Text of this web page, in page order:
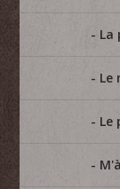
La
Le
Le